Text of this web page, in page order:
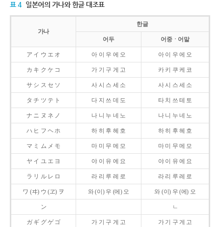
표 4 일본어의 가나와 한글 대조표
가나
한글
어두 어중ㆍ어말
ア イ ウ エ オ 아 이 우 에 오 아 이 우 에 오
カ キ ク ケ コ 가 기 구 게 고 카 키 쿠 케 코
サ シ ス セ ソ 사 시 스 세 소 사 시 스 세 소
タ チ ツ テ ト 다 지 쓰 데 도 타 치 쓰 테 토
ナ ニ ヌ ネ ノ 나 니 누 네 노 나 니 누 네 노
ハ ヒ フ ヘ ホ 하 히 후 헤 호 하 히 후 헤 호
マ ミ ム メ モ 마 미 무 메 모 마 미 무 메 모
ヤ イ ユ エ ヨ 야 이 유 에 요 야 이 유 에 요
ラ リ ル レ ロ 라 리 루 레 로 라 리 루 레 로
ワ (ヰ) ウ (ヱ) ヲ 와 (이) 우 (에) 오 와 (이) 우 (에) 오
ン ㄴ
ガ ギ グ ゲ ゴ 가 기 구 게 고 가 기 구 게 고